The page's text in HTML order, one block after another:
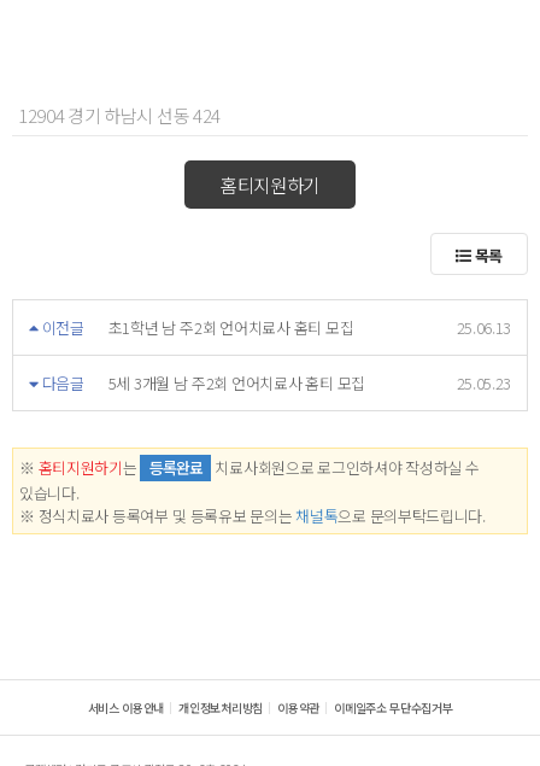
12904 경기 하남시 선동 424
홈티지원하기
목록
이전글 초1학년 남 주2회 언어치료사 홈티 모집 25.06.13
다음글 5세 3개월 남 주2회 언어치료사 홈티 모집 25.05.23
※ 홈티지원하기는 등록완료 치료사회원으로 로그인하셔야 작성하실 수
있습니다.
※ 정식치료사 등록여부 및 등록유보 문의는 채널톡으로 문의부탁드립니다.
서비스 이용안내 개인정보처리방침 이용약관 이메일주소 무단수집거부